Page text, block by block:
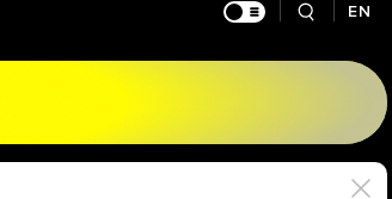
EN